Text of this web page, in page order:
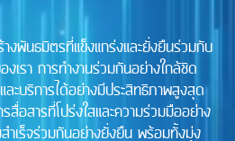
างพันธมิตรที่แข็งแกร่งและยั่งยืนร่วมกับ
เรา การทำงานร่วมกันอย่างใกล้ชิด
ะบริการได้อย่างมีประสิทธิภาพสูงสุด
สื่อสารที่โปร่งใสและความร่วมมืออย่าง
ำเร็จร่วมกันอย่างยั่งยืน พร้อมทั้งมุ่ง